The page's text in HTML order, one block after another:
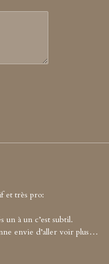
et très pro:
un à un c’est subtil.
envie d’aller voir plus…